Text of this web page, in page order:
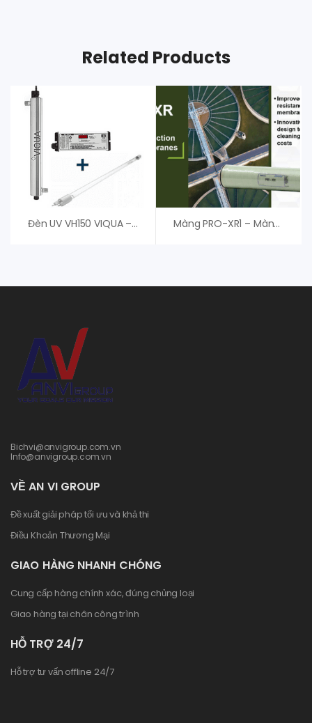
Related Products
Đèn UV VH150 VIQUA – Đèn Diệt Khuẩn Chất Lượng Cao Màng PRO-XR1 – Màng RO Nitto Denko Hydranautics
Bichvi@anvigroup.com.vn
Info@anvigroup.com.vn
VỀ AN VI GROUP
Đề xuất giải pháp tối ưu và khả thi
Điều Khoản Thương Mại
GIAO HÀNG NHANH CHÓNG
Cung cấp hàng chính xác, đúng chủng loại
Giao hàng tại chân công trình
HỖ TRỢ 24/7
Hỗ trợ tư vấn offline 24/7